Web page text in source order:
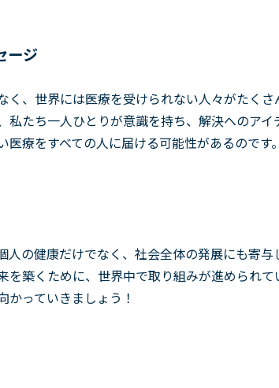
ージ
く、世界には医療を受けられない人々がたく
私たち一人ひとりが意識を持ち、解決へのア
療をすべての人に届ける可能性があるのです。
人の健康だけでなく、社会全体の発展にも寄
築くために、世界中で取り組みが進められて
っていきましょう！